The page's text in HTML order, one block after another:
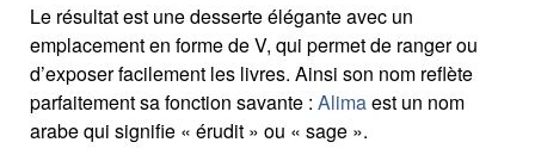
Le résultat est une desserte élégante avec un
emplacement en forme de V, qui permet de ranger ou
d’exposer facilement les livres. Ainsi son nom reflète
parfaitement sa fonction savante : Alimaest un nom
arabe qui signifie « érudit » ou « sage ».